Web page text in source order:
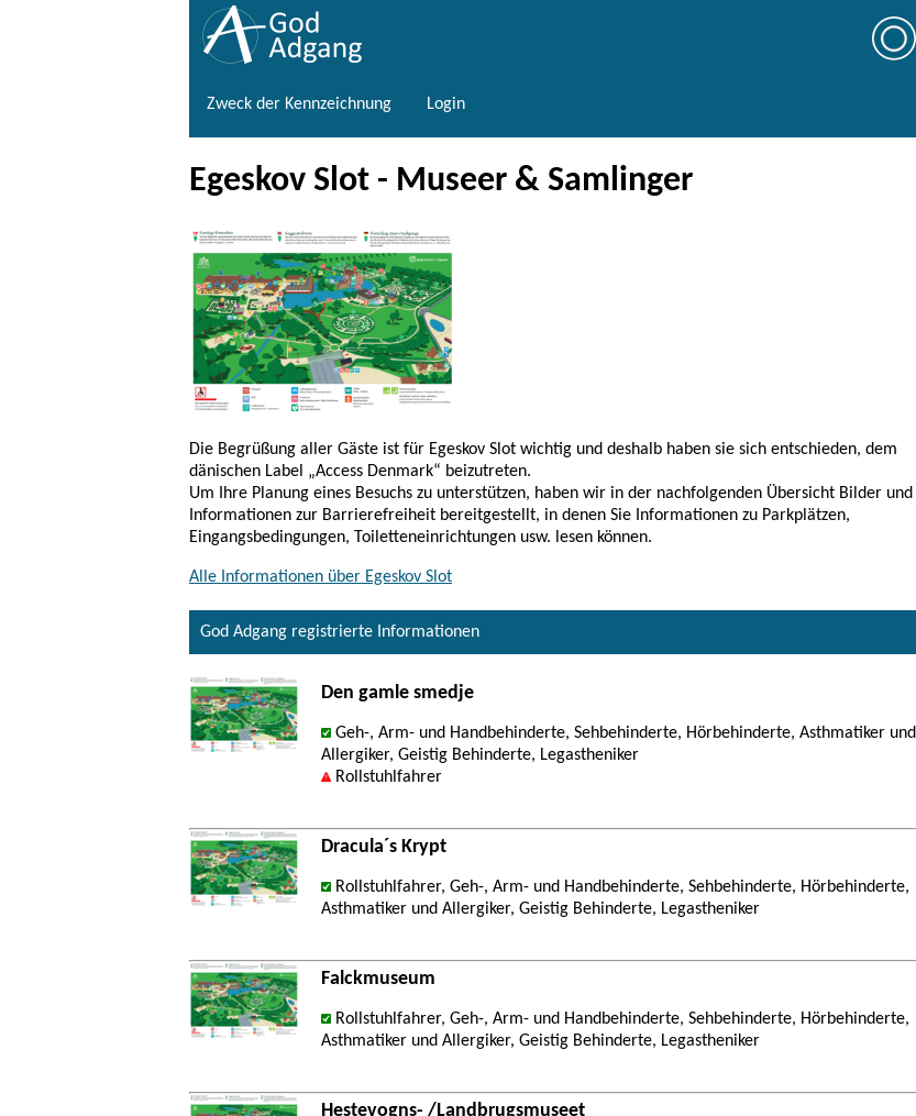
Zweck der Kennzeichnung Login
Egeskov Slot - Museer & Samlinger
Die Begrüßung aller Gäste ist für Egeskov Slot wichtig und deshalb haben sie sich entschieden, dem
dänischen Label „Access Denmark“ beizutreten.
Um Ihre Planung eines Besuchs zu unterstützen, haben wir in der nachfolgenden Übersicht Bilder und
Informationen zur Barrierefreiheit bereitgestellt, in denen Sie Informationen zu Parkplätzen,
Eingangsbedingungen, Toiletteneinrichtungen usw. lesen können.
Alle Informationen über Egeskov Slot
God Adgang registrierte Informationen
Den gamle smedje
Geh-, Arm- und Handbehinderte, Sehbehinderte, Hörbehinderte, Asthmatiker und
Allergiker, Geistig Behinderte, Legastheniker
Rollstuhlfahrer
Dracula´s Krypt
Rollstuhlfahrer, Geh-, Arm- und Handbehinderte, Sehbehinderte, Hörbehinderte,
Asthmatiker und Allergiker, Geistig Behinderte, Legastheniker
Falckmuseum
Rollstuhlfahrer, Geh-, Arm- und Handbehinderte, Sehbehinderte, Hörbehinderte,
Asthmatiker und Allergiker, Geistig Behinderte, Legastheniker
Hestevogns- /Landbrugsmuseet